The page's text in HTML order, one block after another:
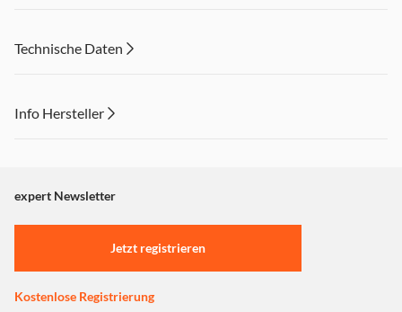
Technische Daten
Info Hersteller
"Marketing".
Einstellungen anpassen
expert Newsletter
Jetzt registrieren
Kostenlose Registrierung